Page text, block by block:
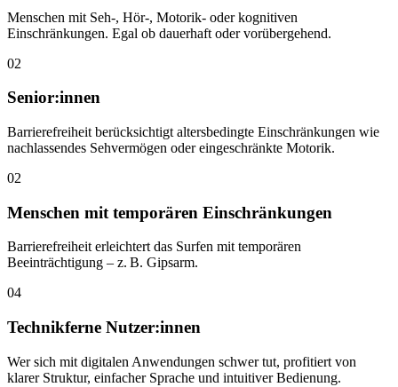
Menschen mit Seh-, Hör-, Motorik- oder kognitiven
Einschränkungen. Egal ob dauerhaft oder vorübergehend.
02
Senior:innen
Barrierefreiheit berücksichtigt altersbedingte Einschränkungen wie
nachlassendes Sehvermögen oder eingeschränkte Motorik.
02
Menschen mit temporären Einschränkungen
Barrierefreiheit erleichtert das Surfen mit temporären
Beeinträchtigung – z. B. Gipsarm.
04
Technikferne Nutzer:innen
Wer sich mit digitalen Anwendungen schwer tut, profitiert von
klarer Struktur, einfacher Sprache und intuitiver Bedienung.